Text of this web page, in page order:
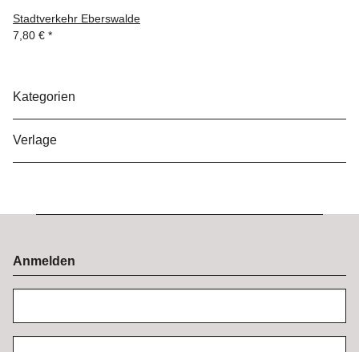
Stadtverkehr Eberswalde
7,80 € *
Kategorien
Verlage
Anmelden